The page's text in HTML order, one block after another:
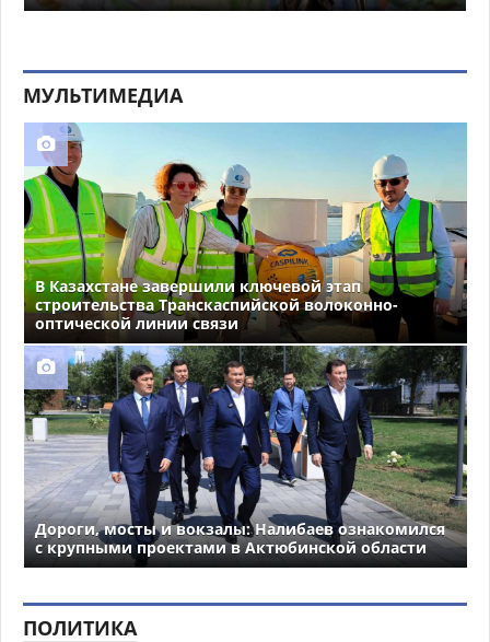
МУЛЬТИМЕДИА
В Казахстане завершили ключевой этап
строительства Транскаспийской волоконно-
оптической линии связи
Дороги, мосты и вокзалы: Налибаев ознакомился
с крупными проектами в Актюбинской области
ПОЛИТИКА